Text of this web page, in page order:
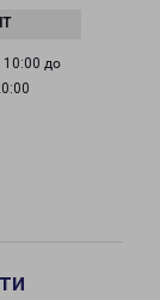
10:00 до